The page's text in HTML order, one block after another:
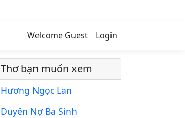
Welcome Guest Login
Thơ bạn muốn xem
Hương Ngọc Lan
Duyên Nợ Ba Sinh